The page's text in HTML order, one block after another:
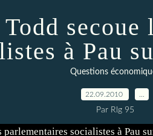
secoue
à Pau
Questions
22.09.2010
Par Rlg 95